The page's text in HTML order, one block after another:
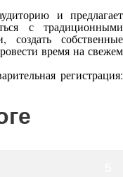
и предлагает
с традиционными
создать собственные
время на свежем
регистрация: